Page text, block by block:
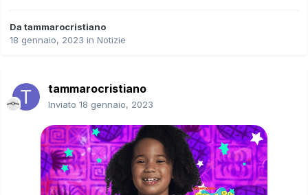
Da tammarocristiano
18 gennaio, 2023 in Notizie
tammarocristiano
Inviato 18 gennaio, 2023